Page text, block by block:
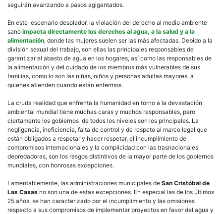
seguirán avanzando a pasos agigantados.
En este escenario desolador, la violación del derecho al medio ambiente
sano impacta directamente los derechos al agua, a la salud y a la
alimentación, donde las mujeres suelen ser las más afectadas. Debido a la
división sexual del trabajo, son ellas las principales responsables de
garantizar el abasto de agua en los hogares, así como las responsables de
la alimentación y del cuidado de los miembros más vulnerables de sus
familias, como lo son las niñas, niños y personas adultas mayores, a
quienes atienden cuando están enfermos.
La cruda realidad que enfrenta la humanidad en torno a la devastación
ambiental mundial tiene muchas caras y muchos responsables, pero
ciertamente los gobiernos de todos los niveles son los principales. La
negligencia, ineficiencia, falta de control y de respeto al marco legal que
están obligados a respetar y hacer respetar, el incumplimiento de
compromisos internacionales y la complicidad con las trasnacionales
depredadoras, son los rasgos distintivos de la mayor parte de los gobiernos
mundiales, con honrosas excepciones.
Lamentablemente, las administraciones municipales de San Cristóbal de
Las Casas no son una de estas excepciones. En especial las de los últimos
25 años, se han caracterizado por el incumplimiento y las omisiones
respecto a sus compromisos de implementar proyectos en favor del agua y